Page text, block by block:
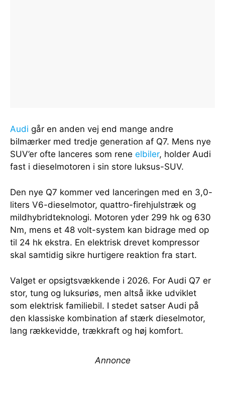
Audi går en anden vej end mange andre
bilmærker med tredje generation af Q7. Mens nye
SUV’er ofte lanceres som rene elbiler, holder Audi
fast i dieselmotoren i sin store luksus-SUV.
Den nye Q7 kommer ved lanceringen med en 3,0-
liters V6-dieselmotor, quattro-firehjulstræk og
mildhybridteknologi. Motoren yder 299 hk og 630
Nm, mens et 48 volt-system kan bidrage med op
til 24 hk ekstra. En elektrisk drevet kompressor
skal samtidig sikre hurtigere reaktion fra start.
Valget er opsigtsvækkende i 2026. For Audi Q7 er
stor, tung og luksuriøs, men altså ikke udviklet
som elektrisk familiebil. I stedet satser Audi på
den klassiske kombination af stærk dieselmotor,
lang rækkevidde, trækkraft og høj komfort.
Annonce